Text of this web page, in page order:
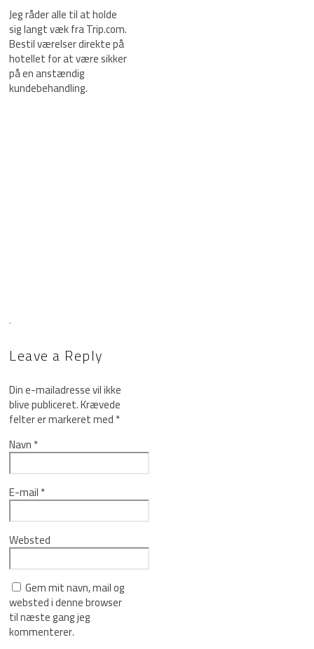
Jeg råder alle til at holde
sig langt væk fra Trip.com.
Bestil værelser direkte på
hotellet for at være sikker
på en anstændig
kundebehandling.
Leave a Reply
Din e-mailadresse vil ikke
blive publiceret.Krævede
felter er markeret med*
Navn*
E-mail*
Websted
Gem mit navn, mail og
websted i denne browser
til næste gang jeg
kommenterer.